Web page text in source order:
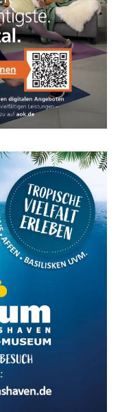
die Abge­ord­ne­ten
ent­ste­hen­den
Aus­ga­ben für
oder meh­re­rer
bestrei­
für die Zweit­
an die Lebens­
der­zeit bei4.560,59
des Ältes­
kön­nen
es gibt für den
Der Gesetz­ge­
da
Grund­satz des
Zudem ist eine
ori­en­tiert,
am
Lösung